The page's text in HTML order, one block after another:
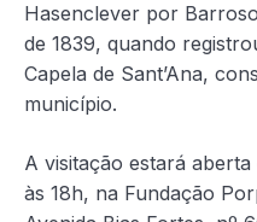
Hasenclever por
de 1839, quando
Capela de Sant’Ana,
município.
A visitação estará
às 18h, na Fundação